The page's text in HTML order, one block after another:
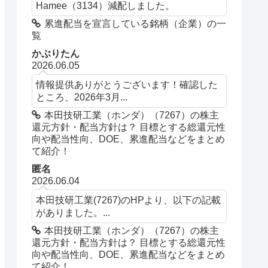
Hamee（3134）減配しました。
累進配当を宣言している銘柄（企業）の一
覧
かぶりたん
2026.06.05
情報提供ありがとうございます！確認した
ところ、2026年3月...
本田技研工業（ホンダ）（7267）の株主
還元方針・配当方針は？ 目標とする総還元性
向や配当性向、DOE、累進配当などをまとめ
て紹介！
匿名
2026.06.04
本田技研工業(7267)のHPより、以下の記載
がありました。...
本田技研工業（ホンダ）（7267）の株主
還元方針・配当方針は？ 目標とする総還元性
向や配当性向、DOE、累進配当などをまとめ